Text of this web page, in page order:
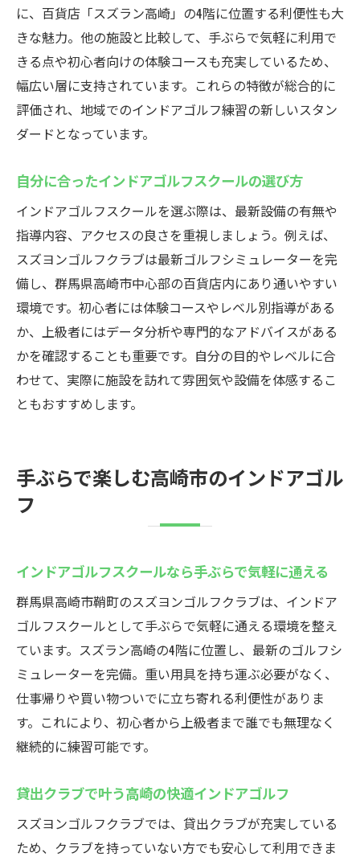
に、百貨店「スズラン高崎」の4階に位置する利便性も大
きな魅力。他の施設と比較して、手ぶらで気軽に利用で
きる点や初心者向けの体験コースも充実しているため、
幅広い層に支持されています。これらの特徴が総合的に
評価され、地域でのインドアゴルフ練習の新しいスタン
ダードとなっています。
自分に合ったインドアゴルフスクールの選び方
インドアゴルフスクールを選ぶ際は、最新設備の有無や
指導内容、アクセスの良さを重視しましょう。例えば、
スズヨンゴルフクラブは最新ゴルフシミュレーターを完
備し、群馬県高崎市中心部の百貨店内にあり通いやすい
環境です。初心者には体験コースやレベル別指導がある
か、上級者にはデータ分析や専門的なアドバイスがある
かを確認することも重要です。自分の目的やレベルに合
わせて、実際に施設を訪れて雰囲気や設備を体感するこ
ともおすすめします。
手ぶらで楽しむ高崎市のインドアゴル
フ
インドアゴルフスクールなら手ぶらで気軽に通える
群馬県高崎市鞘町のスズヨンゴルフクラブは、インドア
ゴルフスクールとして手ぶらで気軽に通える環境を整え
ています。スズラン高崎の4階に位置し、最新のゴルフシ
ミュレーターを完備。重い用具を持ち運ぶ必要がなく、
仕事帰りや買い物ついでに立ち寄れる利便性がありま
す。これにより、初心者から上級者まで誰でも無理なく
継続的に練習可能です。
貸出クラブで叶う高崎の快適インドアゴルフ
スズヨンゴルフクラブでは、貸出クラブが充実している
ため、クラブを持っていない方でも安心して利用できま